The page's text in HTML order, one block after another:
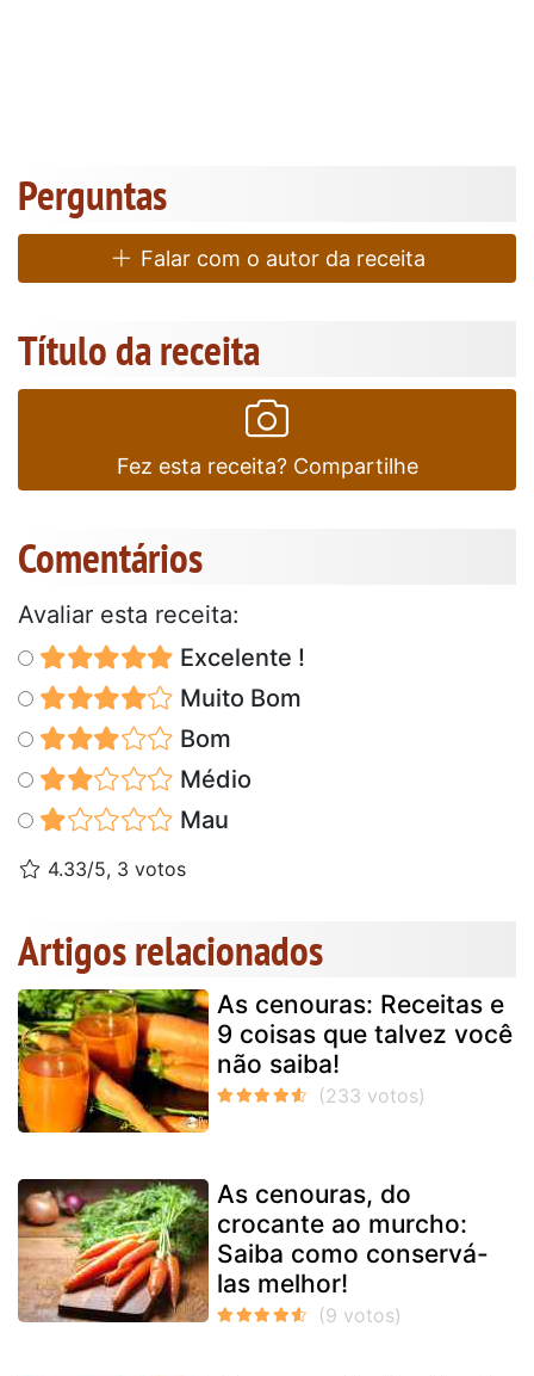
Perguntas
Falar com o autor da receita
Título da receita
Fez esta receita? Compartilhe
Comentários
Avaliar esta receita:
Excelente !
Muito Bom
Bom
Médio
Mau
4.33/5, 3 votos
Artigos relacionados
As cenouras: Receitas e
9 coisas que talvez você
não saiba!
As cenouras, do
crocante ao murcho:
Saiba como conservá-
las melhor!